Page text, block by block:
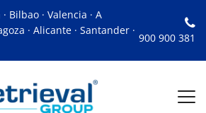
Bilbao · Valencia · A
· Alicante · Santander ·
900 900 381